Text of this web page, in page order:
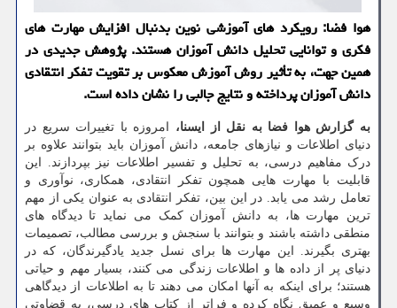
هوا فضا: رویکرد های آموزشی نوین بدنبال افزایش مهارت های
فکری و توانایی تحلیل دانش آموزان هستند. پژوهش جدیدی در
همین جهت، به تأثیر روش آموزش معکوس بر تقویت تفکر انتقادی
دانش آموزان پرداخته و نتایج جالبی را نشان داده است.
به گزارش هوا فضا به نقل از ایسنا،
امروزه با تغییرات سریع در
دنیای اطلاعات و نیازهای جامعه، دانش آموزان باید بتوانند علاوه بر
درک مفاهیم درسی، به تحلیل و تفسیر اطلاعات نیز بپردازند. این
قابلیت با مهارت هایی همچون تفکر انتقادی، همکاری، نوآوری و
تعامل رشد می یابد. در این بین، تفکر انتقادی به عنوان یکی از مهم
ترین مهارت ها، به دانش آموزان کمک می نماید تا دیدگاه های
منطقی داشته باشند و بتوانند با سنجش و بررسی مطالب، تصمیمات
بهتری بگیرند. این مهارت ها برای نسل جدید یادگیرندگان، که در
دنیای پر از داده ها و اطلاعات زندگی می کنند، بسیار مهم و حیاتی
هستند؛ برای اینکه به آنها امکان می دهند تا به اطلاعات از دیدگاهی
وسیع و عمیق نگاه کرده و فراتر از کتاب های درسی، به قضاوتی